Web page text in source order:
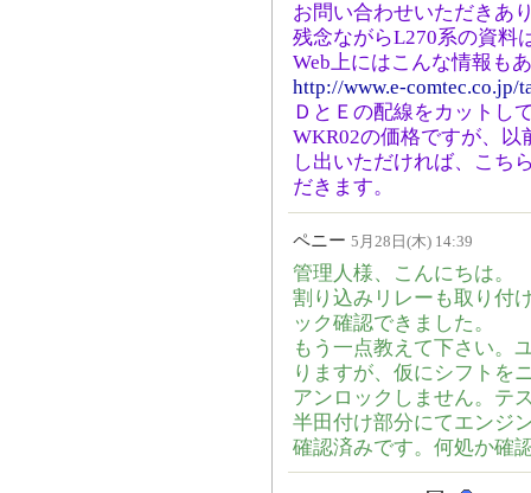
お問い合わせいただきあ
残念ながらL270系の資料
Web上にはこんな情報も
http://www.e-comtec.co.jp/
ＤとＥの配線をカットし
WKR02の価格ですが、
し出いただければ、こち
だきます。
ペニー 5月28日(木) 14:39
管理人様、こんにちは。
割り込みリレーも取り付
ック確認できました。
もう一点教えて下さい。
りますが、仮にシフトを
アンロックしません。テ
半田付け部分にてエンジ
確認済みです。何処か確